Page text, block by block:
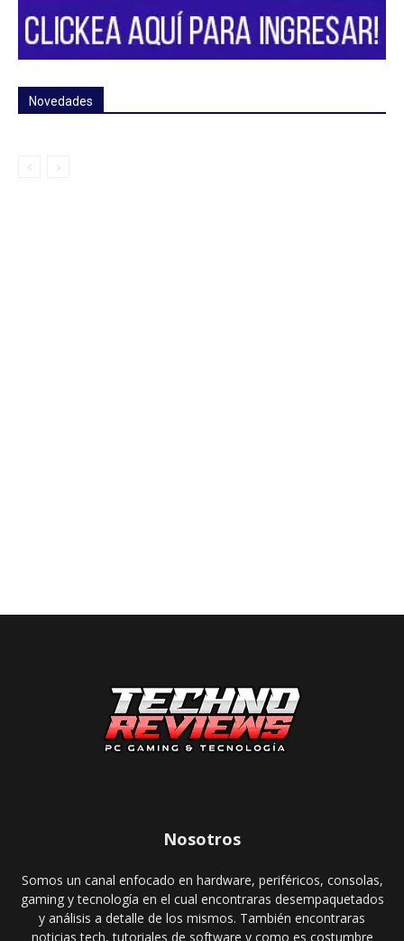
Novedades
Nosotros
Somos un canal enfocado en hardware, periféricos, consolas,
gaming y tecnología en el cual encontraras desempaquetados
y análisis a detalle de los mismos. También encontraras
noticias tech, tutoriales de software y como es costumbre